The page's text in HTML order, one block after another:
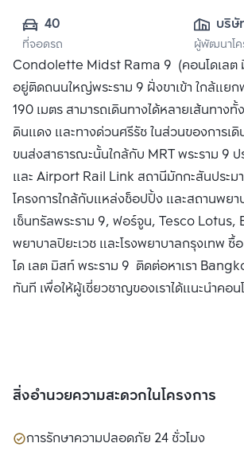
40
ที่จอดรถ
บริษั
เอส
(มห
ผู้พัฒนาโค
Condolette Midst Rama 9 (คอนโดเลต
อยู่ติดถนนใหญ่พระราม 9 ฝั่งขาเข้า ใกล้แยก
190 เมตร สามารถเดินทางได้หลายเส้นทางทั้
ดินแดง และทางด่วนศรีรัช ในส่วนของการเดิ
ขนส่งสาธารณะนั้นใกล้กับ MRT พระราม 9 ป
และ Airport Rail Link สถานีมักกะสันประมา
โครงการใกล้กับแหล่งช็อปปิ้ง และสถานพยาบ
เซ็นทรัลพระราม 9, ฟอร์จูน, Tesco Lotus,
พยาบาลปิยะเวช และโรงพยาบาลกรุงเทพ ซื้อ
โด เลต มิสท์ พระราม 9 ติดต่อหาเรา
ทันที เพื่อให้ผู้เชี่ยวชาญของเราได้แนะนำคอนโ
สิ่งอำนวยความสะดวกในโครงการ
การรักษาความปลอดภัย 24 ชั่วโมง